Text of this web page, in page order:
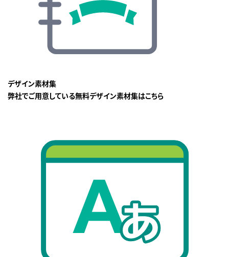
デザイン素材集
弊社でご用意している無料デザイン素材集はこちら